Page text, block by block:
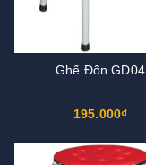
Ghế Đôn GD04
195.000₫